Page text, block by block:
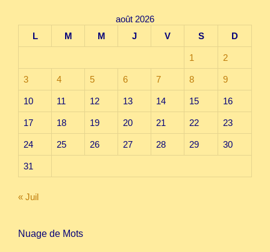
août 2026
L
M M J V S D
1 2
3 4 5 6 7 8 9
10 11 12 13 14 15 16
17 18 19 20 21 22 23
24 25 26 27 28 29 30
31
« Juil
Nuage de Mots